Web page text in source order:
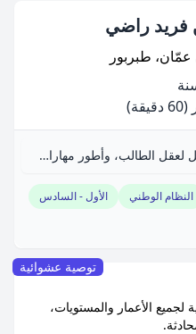
فريد راضي
عمّان، طبربور
(60 دقيقة)
مدرسة لغة إنجليزية وفرنسية، أصل لعقل الطالب، وأطور مهارات المحادثة.
النظام الوطني
الأول - السادس
توصية عشوائية
الأعمار والمستويات،